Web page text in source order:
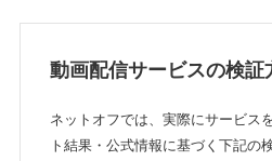
動画配信サービスの検証
ネットオフでは、実際にサービス
ト結果・公式情報に基づく下記の